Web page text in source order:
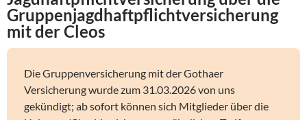
Gruppenjagdhaftpflichtversicherung
mit der Cleos
Die Gruppenversicherung mit der Gothaer
Versicherung wurde zum 31.03.2026 von uns
gekündigt; ab sofort können sich Mitglieder über die